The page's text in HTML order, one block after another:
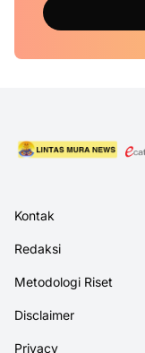
Kontak
Redaksi
Metodologi Riset
Disclaimer
Privacy